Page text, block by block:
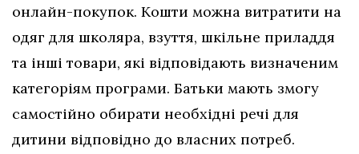
онлайн-покупок. Кошти можна витратити на
одяг для школяра, взуття, шкільне приладдя
та інші товари, які відповідають визначеним
категоріям програми. Батьки мають змогу
самостійно обирати необхідні речі для
дитини відповідно до власних потреб.